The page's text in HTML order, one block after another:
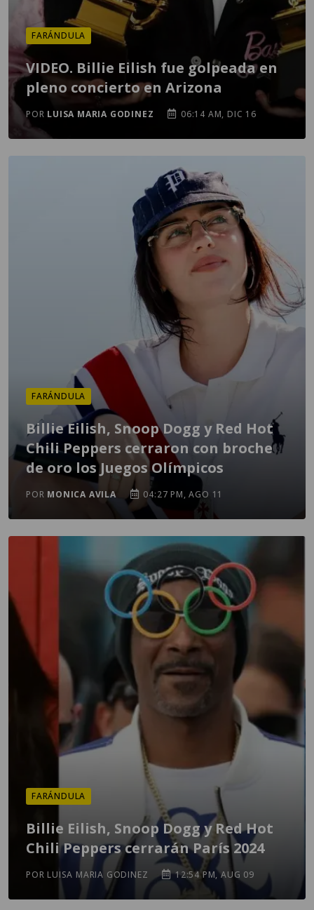
FARÁNDULA
VIDEO. Billie Eilish fue golpeada en
pleno concierto en Arizona
POR LUISA MARIA GODINEZ 06:14 AM, DIC 16
FARÁNDULA
Billie Eilish, Snoop Dogg y Red Hot
Chili Peppers cerraron con broche
de oro los Juegos Olímpicos
POR MONICA AVILA 04:27 PM, AGO 11
FARÁNDULA
Billie Eilish, Snoop Dogg y Red Hot
Chili Peppers cerrarán París 2024
POR LUISA MARIA GODINEZ 12:54 PM, AUG 09